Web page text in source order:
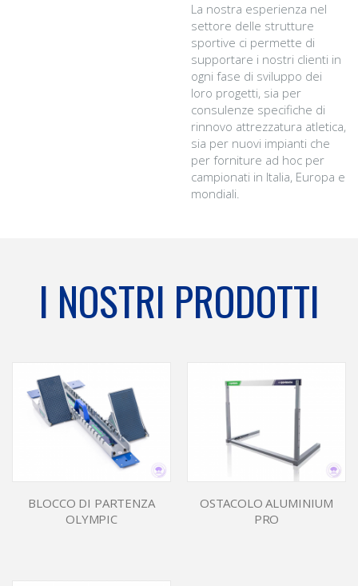
La nostra esperienza nel
settore delle strutture
sportive ci permette di
supportare i nostri clienti in
ogni fase di sviluppo dei
loro progetti, sia per
consulenze specifiche di
rinnovo attrezzatura atletica,
sia per nuovi impianti che
per forniture ad hoc per
campionati in Italia, Europa e
mondiali.
I NOSTRI PRODOTTI
BLOCCO DI PARTENZA
OLYMPIC
OSTACOLO ALUMINIUM
PRO